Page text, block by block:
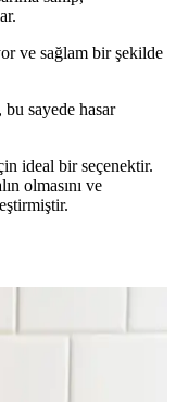
ve sağlam bir şekilde
sayede hasar
ideal bir seçenektir.
olmasını ve
Çözümü
plastik klasörü,